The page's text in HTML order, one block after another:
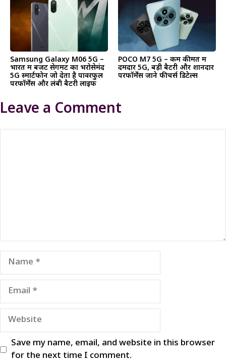
Samsung Galaxy M06 5G –
भारत में बजट सेगमेंट का भरोसेमंद
5G स्मार्टफोन जो देता है पावरफुल
परफॉर्मेंस और लंबी बैटरी लाइफ
POCO M7 5G – कम कीमत में
दमदार 5G, बड़ी बैटरी और शानदार
परफॉर्मेंस जाने फीचर्स डिटेल्स
Leave a Comment
Name
Email
Website
Save my name, email, and website in this browser
for the next time I comment.